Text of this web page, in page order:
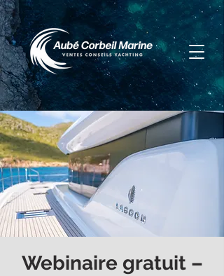
Webinaire gratuit –